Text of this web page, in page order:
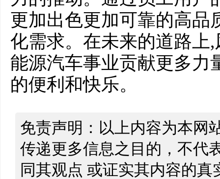
更加出色更加可靠的高品
化需求。在未来的道路上
能源汽车事业贡献更多力
的便利和快乐。
免责声明：以上内容为本网
传递更多信息之目的，不代
同其观点 或证实其内容的